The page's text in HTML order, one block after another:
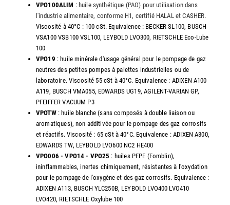
VPO100ALIM : huile synthétique (PAO) pour utilisation dans
l'industrie alimentaire, conforme H1, certifié HALAL et CASHER.
Viscosité à 40°C : 100 cSt. Equivalence : BECKER SL100, BUSCH
VSA100 VSB100 VSL100, LEYBOLD LVO300, RIETSCHLE Eco-Lube
100
VPO19 : huile minérale d'usage général pour le pompage de gaz
neutres des petites pompes à palettes industrielles ou de
laboratoire. Viscosité 55 cSt à 40°C. Equivalence : ADIXEN A100
A119, BUSCH VMA055, EDWARDS UG19, AGILENT-VARIAN GP,
PFEIFFER VACUUM P3
VPOTW: huile blanche (sans composés à double liaison ou
aromatiques), non additivée pour le pompage des gaz corrosifs
et réactifs. Viscosité : 65 cSt à 40°C. Equivalence : ADIXEN A300,
EDWARDS TW, LEYBOLD LVO600 NC2 HE400
VPO006 - VPO14 - VPO25 : huiles PFPE (Fomblin),
ininflammables, inertes chimiquement, résistantes à l'oxydation
pour le pompage de l'oxygène et des gaz corrosifs. Equivalence :
ADIXEN A113, BUSCH YLC250B, LEYBOLD LVO400 LVO410
LVO420, RIETSCHLE Oxylube 100